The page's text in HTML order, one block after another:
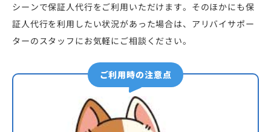
シーンで保証人代行をご利用いただけます。そのほかにも保
証人代行を利用したい状況があった場合は、アリバイサポー
ターのスタッフにお気軽にご相談ください。
ご利用時の注意点